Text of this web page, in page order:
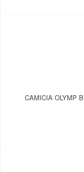
CAMICIA OLYMP